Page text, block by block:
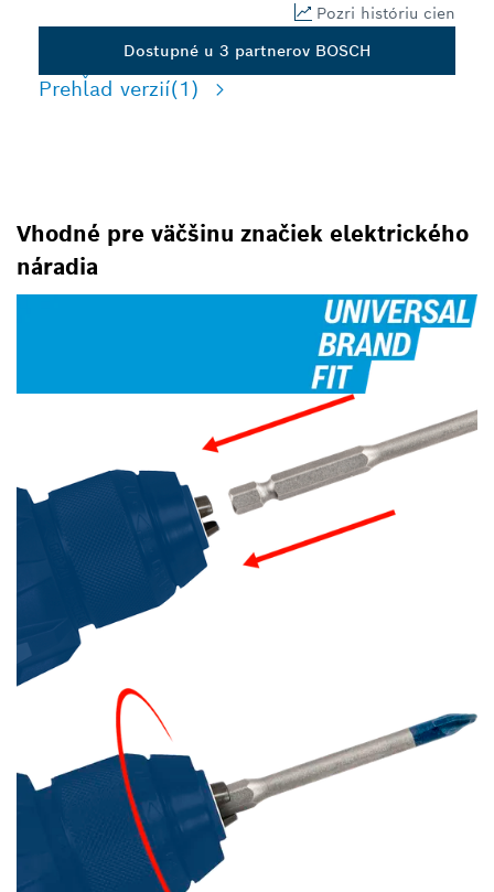
Pozri históriu cien
Dostupné u 3 partnerov BOSCH
Prehľad verzií(1)
Vhodné pre väčšinu značiek elektrického
náradia